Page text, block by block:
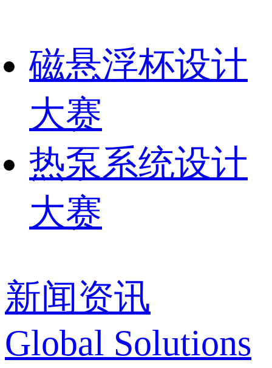
磁悬浮杯设计
大赛
热泵系统设计
大赛
新闻资讯
Global Solutions